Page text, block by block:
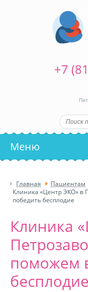
+7
Меню
Главная
Пациентам
Клиника «Центр ЭКО» в
победить бесплодие
Клиника
поможем
бесплодие